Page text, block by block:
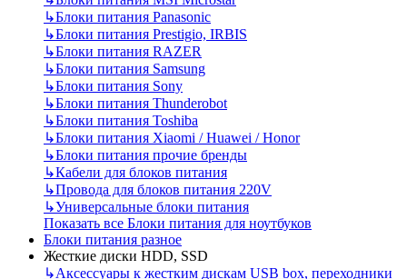
↳Блоки питания Panasonic
↳Блоки питания Prestigio, IRBIS
↳Блоки питания RAZER
↳Блоки питания Samsung
↳Блоки питания Sony
↳Блоки питания Thunderobot
↳Блоки питания Toshiba
↳Блоки питания Xiaomi / Huawei / Honor
↳Блоки питания прочие бренды
↳Кабели для блоков питания
↳Провода для блоков питания 220V
↳Универсальные блоки питания
Показать все Блоки питания для ноутбуков
Блоки питания разное
Жесткие диски HDD, SSD
↳Аксессуары к жестким дискам USB box, переходники